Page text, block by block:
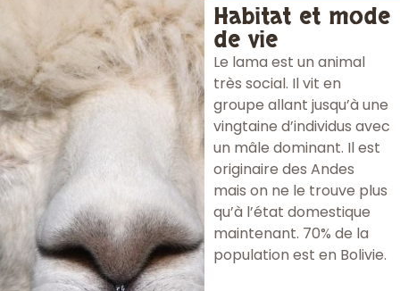
Habitat et mode
de vie
Le lama est un animal
très social. Il vit en
groupe allant jusqu’à une
vingtaine d’individus avec
un mâle dominant. Il est
originaire des Andes
mais on ne le trouve plus
qu’à l’état domestique
maintenant. 70% de la
population est en Bolivie.